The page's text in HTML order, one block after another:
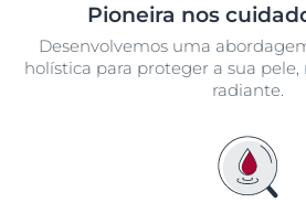
Pioneira nos
Desenvolvemos uma
holística para proteger a sua
radiante.